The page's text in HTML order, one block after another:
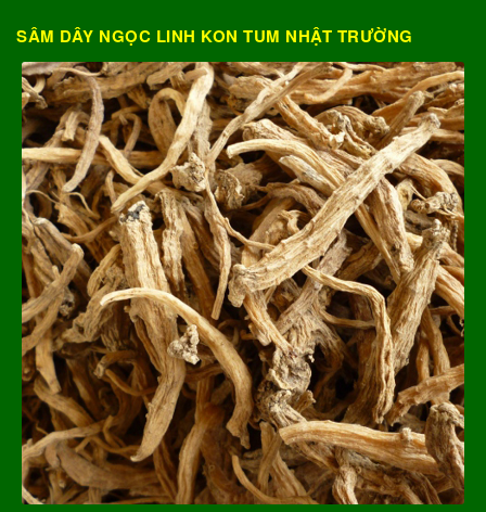
SÂM DÂY NGỌC LINH KON TUM NHẬT TRƯỜNG